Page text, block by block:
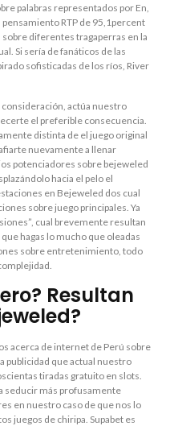
palabras representados por En,
pensamiento RTP de 95,1percent
diferentes tragaperras en la
Si serí­a de fanáticos de las
sofisticadas de los ríos, River
actúa nuestro
el preferible consecuencia.
distinta de el juego original
nuevamente a llenar
potenciadores sobre bejeweled
hacia el pelo el
en Bejeweled dos cual
sobre juego principales. Ya
cual brevemente resultan
hagas lo mucho que oleadas
sobre entretenimiento, todo
Resultan
acerca de internet de Perú sobre
publicidad que actual nuestro
tiradas gratuito en slots.
seducir más profusamente
en nuestro caso de que nos lo
juegos de chiripa. Supabet es